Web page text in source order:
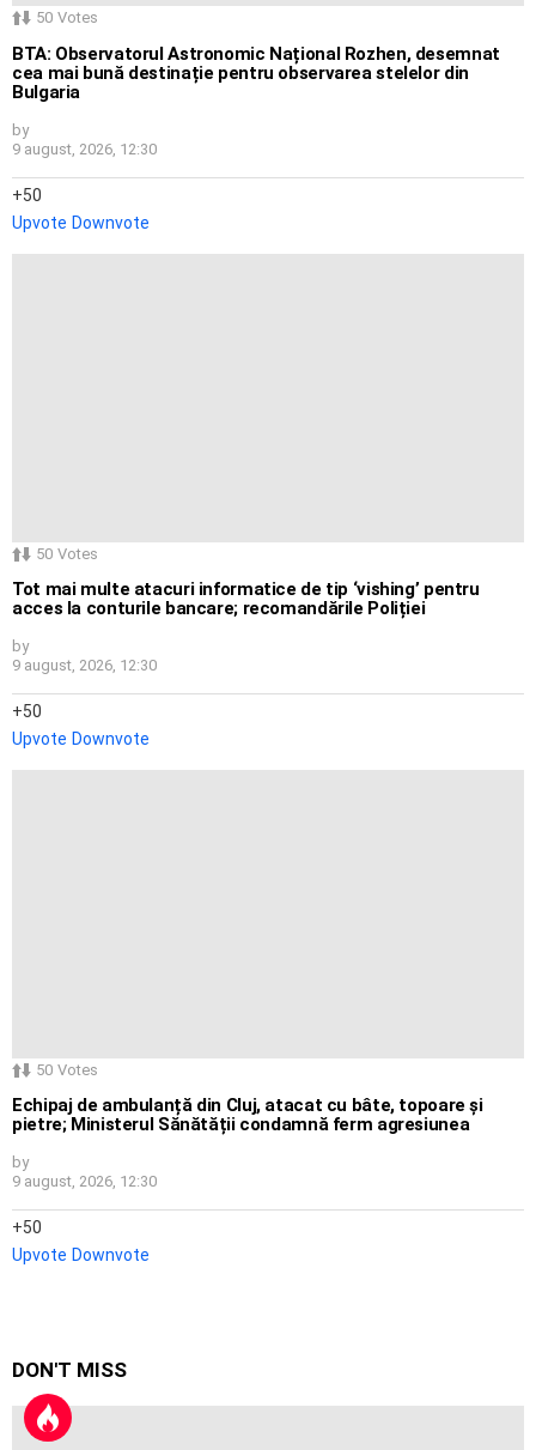
50 Votes
BTA: Observatorul Astronomic Național Rozhen, desemnat
cea mai bună destinație pentru observarea stelelor din
Bulgaria
by
9 august, 2026, 12:30
50
Upvote Downvote
50 Votes
Tot mai multe atacuri informatice de tip ‘vishing’ pentru
acces la conturile bancare; recomandările Poliției
by
9 august, 2026, 12:30
50
Upvote Downvote
50 Votes
Echipaj de ambulanță din Cluj, atacat cu bâte, topoare și
pietre; Ministerul Sănătății condamnă ferm agresiunea
by
9 august, 2026, 12:30
50
Upvote Downvote
DON'T MISS